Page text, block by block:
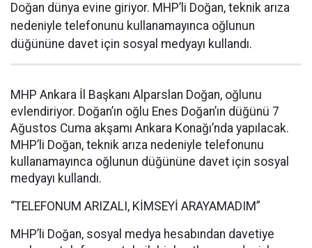
Doğan dünya evine giriyor. MHP’li Doğan, teknik arıza
nedeniyle telefonunu kullanamayınca oğlunun
düğününe davet için sosyal medyayı kullandı.
MHP Ankara İl Başkanı Alparslan Doğan, oğlunu
evlendiriyor. Doğan’ın oğlu Enes Doğan’ın düğünü 7
Ağustos Cuma akşamı Ankara Konağı’nda yapılacak.
MHP’li Doğan, teknik arıza nedeniyle telefonunu
kullanamayınca oğlunun düğününe davet için sosyal
medyayı kullandı.
“TELEFONUM ARIZALI, KİMSEYİ ARAYAMADIM”
MHP’li Doğan, sosyal medya hesabından davetiye